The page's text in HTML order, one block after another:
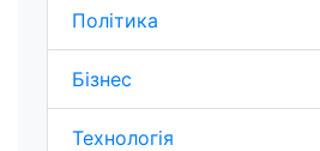
Політика
Бізнес
Технологія